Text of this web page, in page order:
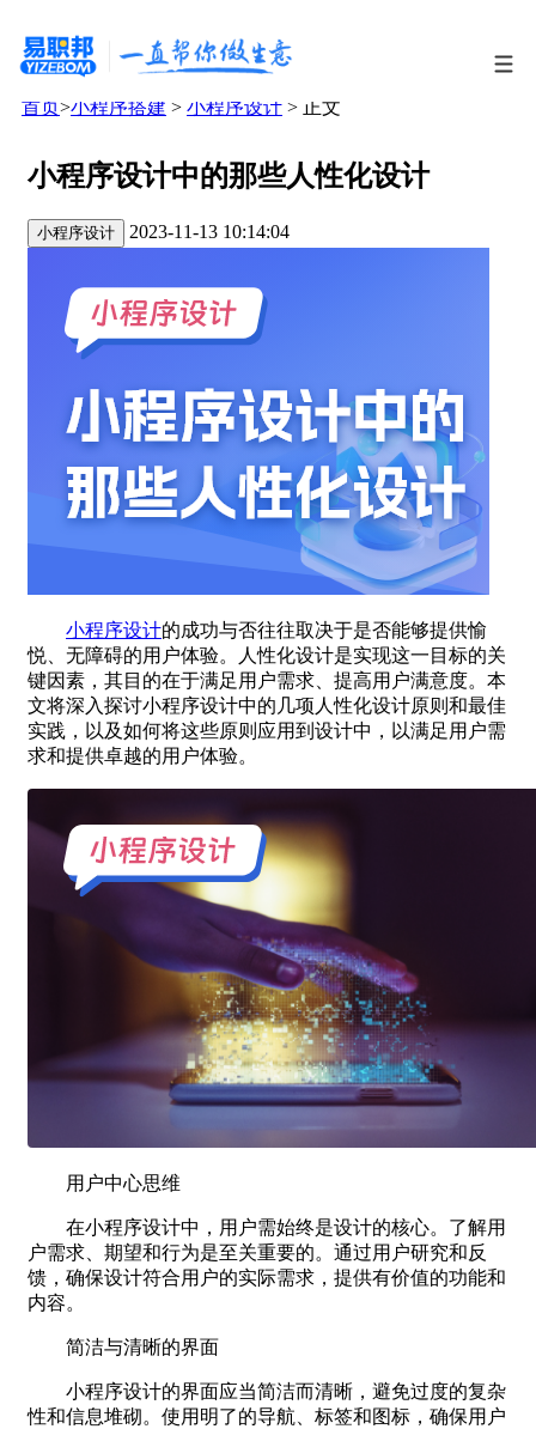
首页>小程序搭建 > 小程序设计 > 正文
小程序设计中的那些人性化设计
小程序设计 2023-11-13 10:14:04
小程序设计的成功与否往往取决于是否能够提供愉
悦、无障碍的用户体验。人性化设计是实现这一目标的关
键因素，其目的在于满足用户需求、提高用户满意度。本
文将深入探讨小程序设计中的几项人性化设计原则和最佳
实践，以及如何将这些原则应用到设计中，以满足用户需
求和提供卓越的用户体验。
用户中心思维
在小程序设计中，用户需始终是设计的核心。了解用
户需求、期望和行为是至关重要的。通过用户研究和反
馈，确保设计符合用户的实际需求，提供有价值的功能和
内容。
简洁与清晰的界面
小程序设计的界面应当简洁而清晰，避免过度的复杂
性和信息堆砌。使用明了的导航、标签和图标，确保用户